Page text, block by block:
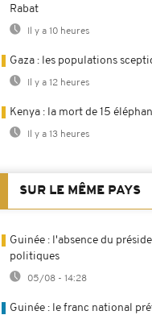
Rabat
Il y a 10 heures
Gaza : les populations
Il y a 12 heures
Kenya : la mort de 15
Il y a 13 heures
SUR LE MÊME PAYS
Guinée : l'absence du
politiques
05/08 - 14:28
Guinée : le franc national